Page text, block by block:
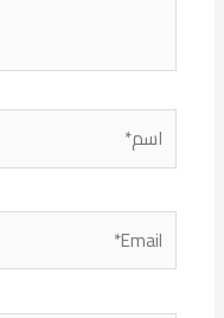
اسم*
Email*